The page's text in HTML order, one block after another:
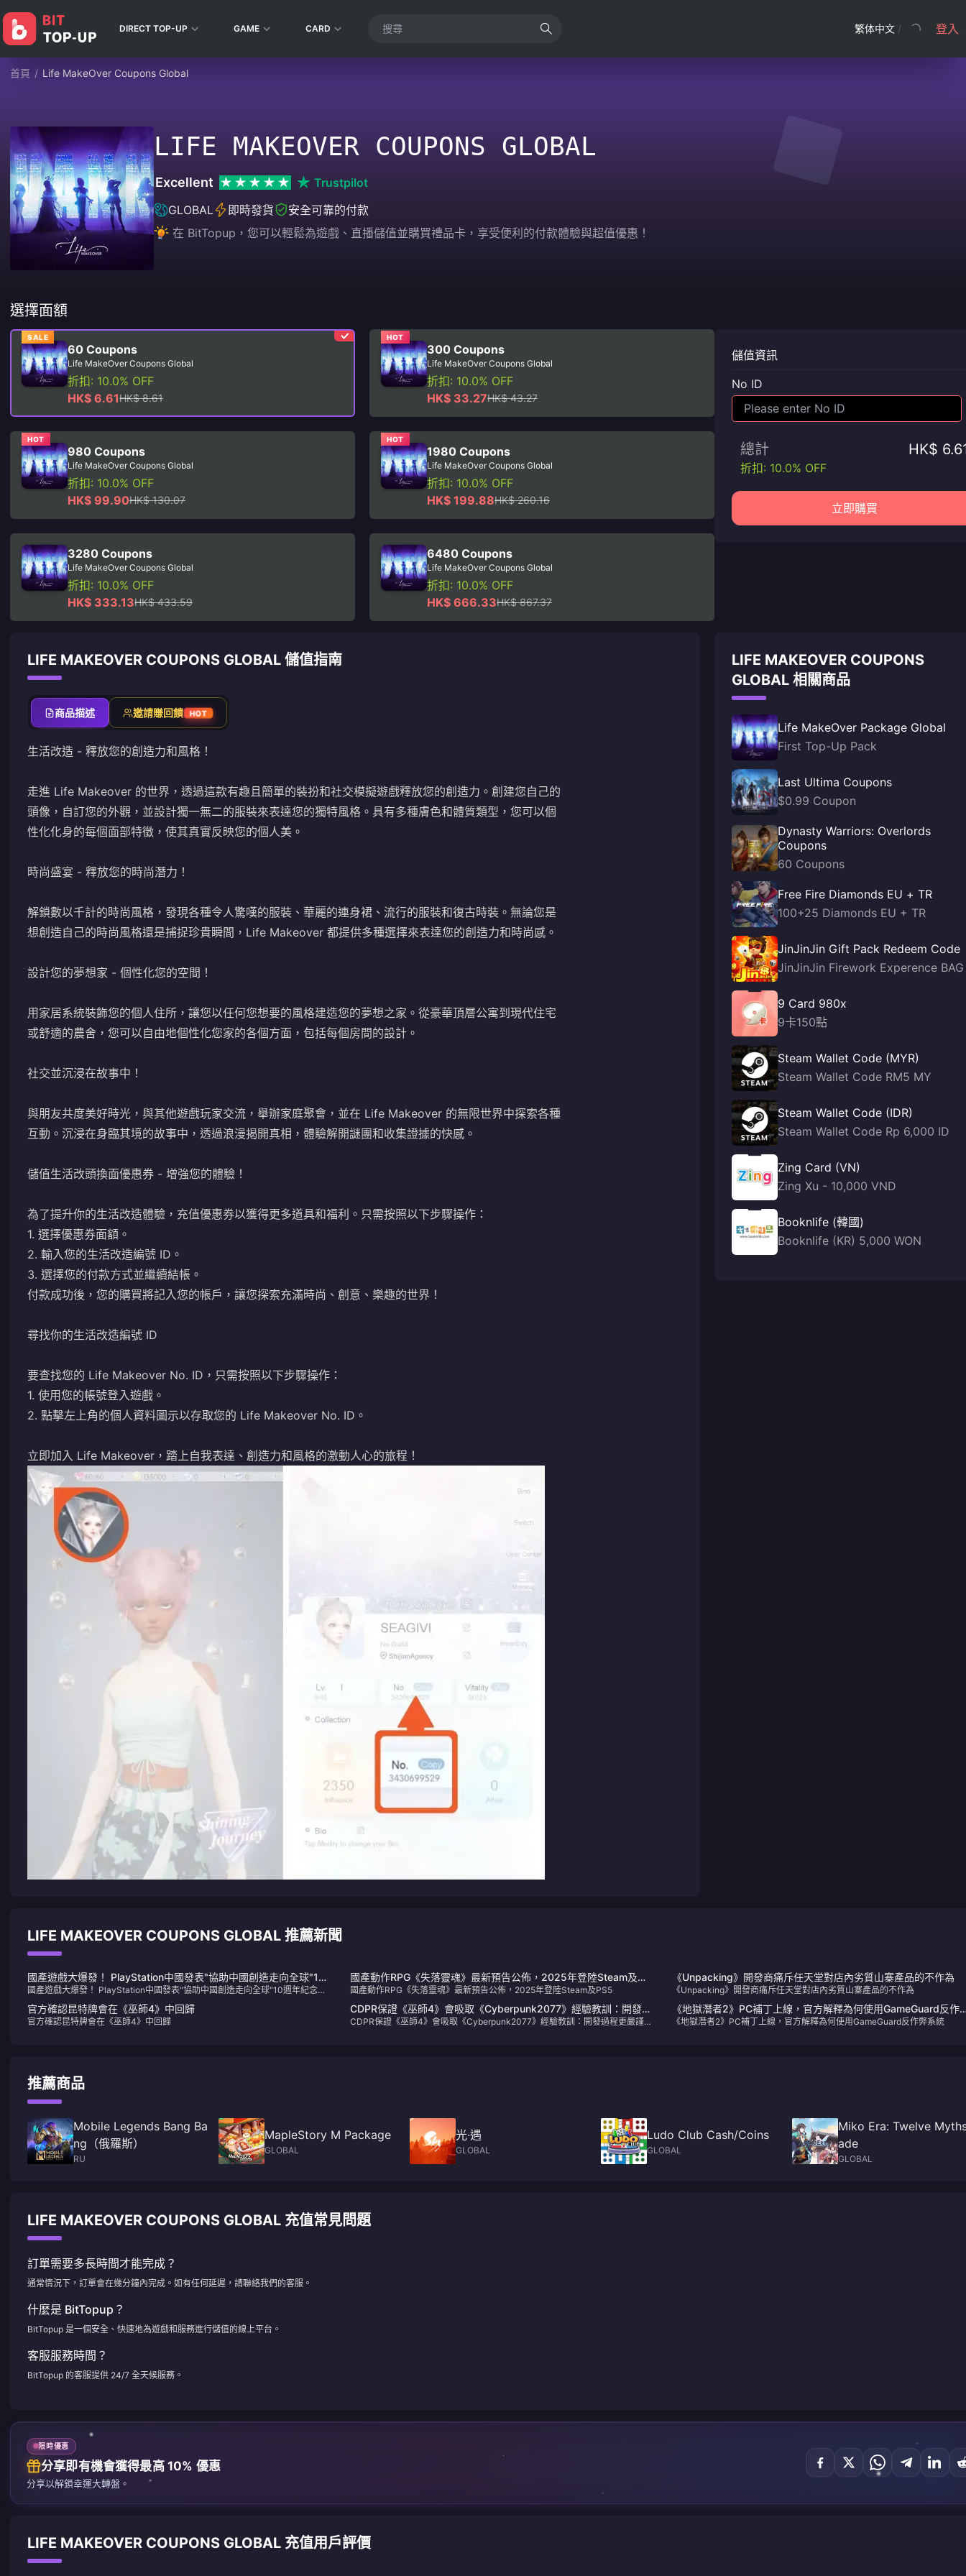
DIRECT TOP-UP GAME CARD 繁体中文 / 登入
首頁 / Life MakeOver Coupons Global
LIFE MAKEOVER COUPONS GLOBAL
Excellent
Trustpilot
GLOBAL
即時發貨
安全可靠的付款
在 BitTopup，您可以輕鬆為遊戲、直播儲值並購買禮品卡，享受便利的付款體驗與超值優惠！
選擇面額
SALE
60 Coupons
Life MakeOver Coupons Global
折扣: 10.0% OFF
HK$ 6.61HK$ 8.61
HOT
300 Coupons
Life MakeOver Coupons Global
折扣: 10.0% OFF
HK$ 33.27HK$ 43.27
HOT
980 Coupons
Life MakeOver Coupons Global
折扣: 10.0% OFF
HK$ 99.90HK$ 130.07
HOT
1980 Coupons
Life MakeOver Coupons Global
折扣: 10.0% OFF
HK$ 199.88HK$ 260.16
3280 Coupons
Life MakeOver Coupons Global
折扣: 10.0% OFF
HK$ 333.13HK$ 433.59
6480 Coupons
Life MakeOver Coupons Global
折扣: 10.0% OFF
HK$ 666.33HK$ 867.37
儲值資訊
No ID
總計 HK$
折扣: 10.0% OFF
立即購買
LIFE MAKEOVER COUPONS GLOBAL 儲值指南
商品描述 邀請賺回饋 HOT
生活改造 - 釋放您的創造力和風格！
走進 Life Makeover 的世界，透過這款有趣且簡單的裝扮和社交模擬遊戲釋放您的創造力。創建您自己的
頭像，自訂您的外觀，並設計獨一無二的服裝來表達您的獨特風格。具有多種膚色和體質類型，您可以個
性化化身的每個面部特徵，使其真實反映您的個人美。
時尚盛宴 - 釋放您的時尚潛力！
解鎖數以千計的時尚風格，發現各種令人驚嘆的服裝、華麗的連身裙、流行的服裝和復古時裝。無論您是
想創造自己的時尚風格還是捕捉珍貴瞬間，Life Makeover 都提供多種選擇來表達您的創造力和時尚感。
設計您的夢想家 - 個性化您的空間！
用家居系統裝飾您的個人住所，讓您以任何您想要的風格建造您的夢想之家。從豪華頂層公寓到現代住宅
或舒適的農舍，您可以自由地個性化您家的各個方面，包括每個房間的設計。
社交並沉浸在故事中！
與朋友共度美好時光，與其他遊戲玩家交流，舉辦家庭聚會，並在 Life Makeover 的無限世界中探索各種
互動。沉浸在身臨其境的故事中，透過浪漫揭開真相，體驗解開謎團和收集證據的快感。
儲值生活改頭換面優惠券 - 增強您的體驗！
為了提升你的生活改造體驗，充值優惠券以獲得更多道具和福利。只需按照以下步驟操作：
1. 選擇優惠券面額。
2. 輸入您的生活改造編號 ID。
3. 選擇您的付款方式並繼續結帳。
付款成功後，您的購買將記入您的帳戶，讓您探索充滿時尚、創意、樂趣的世界！
尋找你的生活改造編號 ID
要查找您的 Life Makeover No. ID，只需按照以下步驟操作：
1. 使用您的帳號登入遊戲。
2. 點擊左上角的個人資料圖示以存取您的 Life Makeover No. ID。
立即加入 Life Makeover，踏上自我表達、創造力和風格的激動人心的旅程！
LIFE MAKEOVER COUPONS
GLOBAL 相關商品
Life MakeOver Package Global
First Top-Up Pack
Last Ultima Coupons
$0.99 Coupon
Dynasty Warriors: Overlords
Coupons
60 Coupons
Free Fire Diamonds EU + TR
100+25 Diamonds EU + TR
JinJinJin Gift Pack Redeem Code
JinJinJin Firework Experence BAG
9 Card 980x
9卡150點
Steam Wallet Code (MYR)
Steam Wallet Code RM5 MY
Steam Wallet Code (IDR)
Steam Wallet Code Rp 6,000 ID
Zing Card (VN)
Zing Xu - 10,000 VND
Booknlife (韓國)
Booknlife (KR) 5,000 WON
LIFE MAKEOVER COUPONS GLOBAL 推薦新聞
國產遊戲大爆發！ PlayStation中國發表"協助中國創造走向全球"10
週年紀念短片
國產遊戲大爆發！ PlayStation中國發表"協助中國創造走向全球"10週年紀念短
片
國產動作RPG《失落靈魂》最新預告公佈，2025年登陸Steam及
PS5
國產動作RPG《失落靈魂》最新預告公佈，2025年登陸Steam及PS5
《Unpacking》開發商痛斥任天堂對店內劣質山寨產品的不作為
《Unpacking》開發商痛斥任天堂對店內劣質山寨產品的不作為
官方確認昆特牌會在《巫師4》中回歸
官方確認昆特牌會在《巫師4》中回歸
CDPR保證《巫師4》會吸取《Cyber​​punk2077》經驗教訓：開發過
程更嚴謹透明
CDPR保證《巫師4》會吸取《Cyber​​punk2077》經驗教訓：開發過程更嚴謹透
《地獄潛者2》PC補丁上線，官方解釋為何使用GameGuard反作
系統
《地獄潛者2》PC補丁上線，官方解釋為何使用GameGuard反作弊系統
推薦商品
Mobile Legends Bang Ba
ng（俄羅斯）
RU
MapleStory M Package
GLOBAL
光·遇
GLOBAL
Ludo Club Cash/Coins
GLOBAL
Miko Era: Twelve
ade
GLOBAL
LIFE MAKEOVER COUPONS GLOBAL 充值常見問題
訂單需要多長時間才能完成？
通常情況下，訂單會在幾分鐘內完成。如有任何延遲，請聯絡我們的客服。
什麼是 BitTopup？
BitTopup 是一個安全、快速地為遊戲和服務進行儲值的線上平台。
客服服務時間？
BitTopup 的客服提供 24/7 全天候服務。
限時優惠
分享即有機會獲得最高 10% 優惠
分享以解鎖幸運大轉盤。
LIFE MAKEOVER COUPONS GLOBAL 充值用戶評價